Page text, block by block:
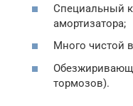
Специальный
амортизатора;
Много чистой
тормозов).